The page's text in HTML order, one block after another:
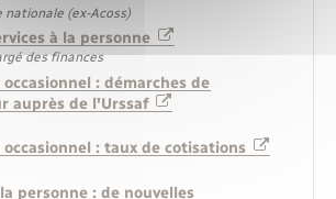
nationale (ex-Acoss)
à la personne
des finances
: démarches de
auprès de l'Urssaf
: taux de cotisations
personne : de nouvelles